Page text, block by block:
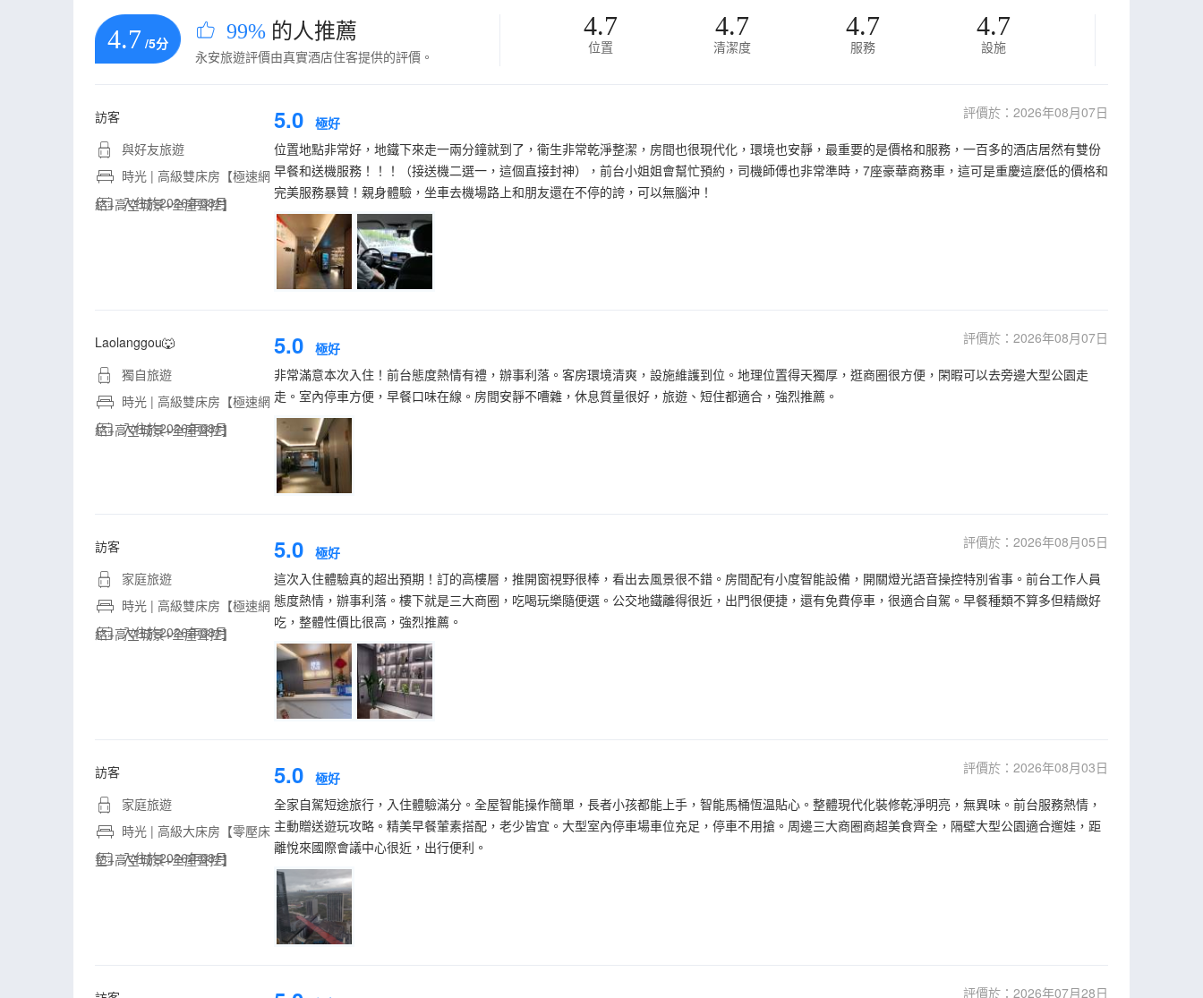
4.7 /5分 99% 的人推薦
永安旅遊評價由真實酒店住客提供的評價。
4.7
位置
4.7
清潔度
4.7
服務
4.7
設施
訪客
與好友旅遊
時光 | 高級雙床房【極速網
絡+高空城景+全屋聲控】
入住於2026年08月
5.0 極好
評價於：2026年08月07日
位置地點非常好，地鐵下來走一兩分鐘就到了，衞生非常乾淨整潔，房間也很現代化，環境也安靜，最重要的是價格和服務，一百多的酒店居然有雙份
早餐和送機服務！！！（接送機二選一，這個直接封神），前台小姐姐會幫忙預約，司機師傅也非常準時，7座豪華商務車，這可是重慶這麼低的價格和
完美服務暴贊！親身體驗，坐車去機場路上和朋友還在不停的誇，可以無腦沖！
Laolanggou🐺
獨自旅遊
時光 | 高級雙床房【極速網
絡+高空城景+全屋聲控】
入住於2026年08月
5.0 極好
評價於：2026年08月07日
非常滿意本次入住！前台態度熱情有禮，辦事利落。客房環境清爽，設施維護到位。地理位置得天獨厚，逛商圈很方便，閑暇可以去旁邊大型公園走
走。室內停車方便，早餐口味在線。房間安靜不嘈雜，休息質量很好，旅遊、短住都適合，強烈推薦。
訪客
家庭旅遊
時光 | 高級雙床房【極速網
絡+高空城景+全屋聲控】
入住於2026年08月
5.0 極好
評價於：2026年08月05日
這次入住體驗真的超出預期！訂的高樓層，推開窗視野很棒，看出去風景很不錯。房間配有小度智能設備，開關燈光語音操控特別省事。前台工作人員
態度熱情，辦事利落。樓下就是三大商圈，吃喝玩樂隨便選。公交地鐵離得很近，出門很便捷，還有免費停車，很適合自駕。早餐種類不算多但精緻好
吃，整體性價比很高，強烈推薦。
訪客
家庭旅遊
時光 | 高級大床房【零壓床
墊+高空城景+全屋聲控】
入住於2026年08月
5.0 極好
評價於：2026年08月03日
全家自駕短途旅行，入住體驗滿分。全屋智能操作簡單，長者小孩都能上手，智能馬桶恆温貼心。整體現代化裝修乾淨明亮，無異味。前台服務熱情，
主動贈送遊玩攻略。精美早餐葷素搭配，老少皆宜。大型室內停車場車位充足，停車不用搶。周邊三大商圈商超美食齊全，隔壁大型公園適合遛娃，距
離悅來國際會議中心很近，出行便利。
評價於：2026年07月28日